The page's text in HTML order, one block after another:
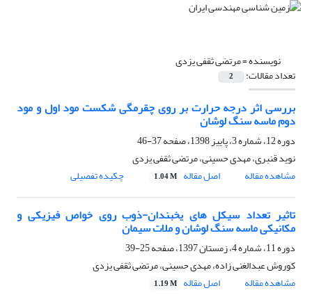
نویسنده =مرتضی ثقفی یزدی
تعداد مقالات: 2
بررسی اثر درجه حرارت بر روی چقرمگی شکست مود اول و مود
دوم ماسه سنگ لوشان
دوره 12، شماره 3، پاییز 1398، صفحه
37-46
نوید قنبری، مهدی حسینی، مرتضی ثقفی یزدی
مشاهده مقاله
اصل مقاله 1.04 M چکیده تفصیلی
تاثیر تعداد سیکل های یخبندان-ذوب روی خواص فیزیکی و
مکانیکی ماسه سنگ لوشان و ملات سیمان
دوره 11، شماره 4، زمستان 1397، صفحه
25-39
کوروش عبدالغنی زاده، مهدی حسینی، مرتضی ثقفی یزدی
مشاهده مقاله
اصل مقاله 1.19 M